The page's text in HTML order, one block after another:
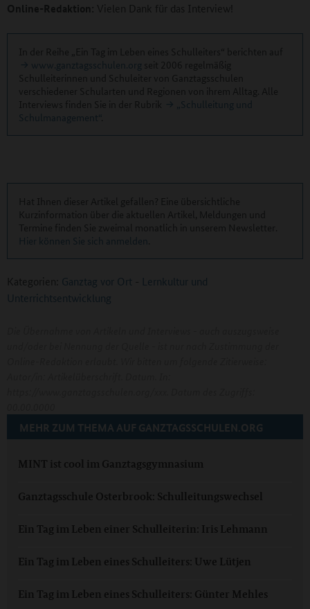
Online-Redaktion: Vielen Dank für das Interview!
www.ganztagsschulen.org
„Schulleitung und
Schulmanagement“
Hier können Sie sich anmelden
Kategorien: Ganztag vor Ort - Lernkultur und
Unterrichtsentwicklung
MEHR ZUM THEMA AUF GANZTAGSSCHULEN.ORG
MINT ist cool im Ganztagsgymnasium
Ganztagsschule Osterbrook: Schulleitungswechsel
Ein Tag im Leben einer Schulleiterin: Iris Lehmann
Ein Tag im Leben eines Schulleiters: Uwe Lütjen
Ein Tag im Leben eines Schulleiters: Günter Mehles